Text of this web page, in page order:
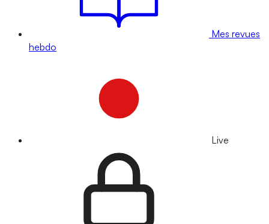
Mes revues
hebdo
Live